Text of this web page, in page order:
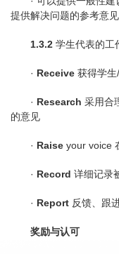
提供解决问题的参考意
1.3.2 学生代表的工
· Receive 获得学
· Research 采用合
的意见
· Raise your voice
· Record 详细记录
· Report 反馈、跟
奖励与认可